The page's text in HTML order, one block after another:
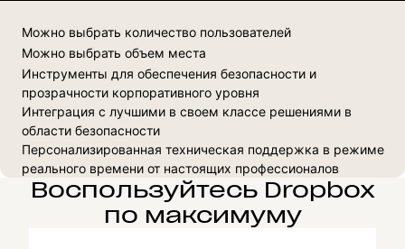
Можно выбрать количество пользователей
Можно выбрать объем места
Инструменты для обеспечения безопасности и
прозрачности корпоративного уровня
Интеграция с лучшими в своем классе решениями в
области безопасности
Персонализированная техническая поддержка в режиме
реального времени от настоящих профессионалов
Воспользуйтесь Dropbox
по максимуму